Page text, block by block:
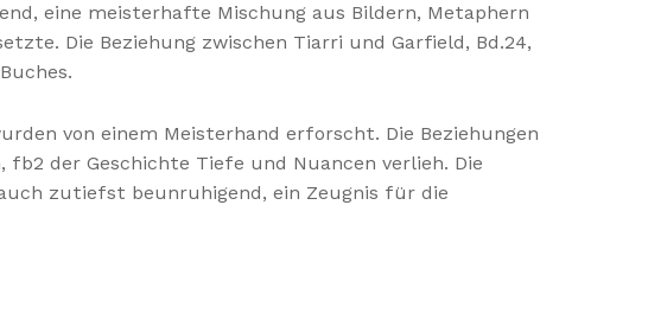
eine meisterhafte Mischung aus Bildern, Metaphern
Die Beziehung zwischen Tiarri und Garfield, Bd.24,
von einem Meisterhand erforscht. Die Beziehungen
der Geschichte Tiefe und Nuancen verlieh. Die
zutiefst beunruhigend, ein Zeugnis für die